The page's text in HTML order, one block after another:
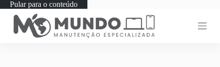
Pular para o conteúdo